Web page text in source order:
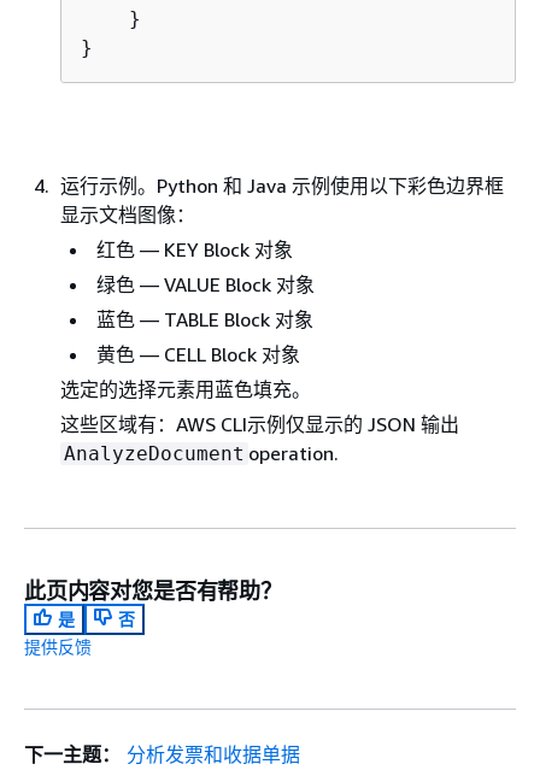
    }
运行示例。Python 和 Java 示例使用以下彩色边界框
显示文档图像：
红色 — KEY Block 对象
绿色 — VALUE Block 对象
蓝色 — TABLE Block 对象
黄色 — CELL Block 对象
选定的选择元素用蓝色填充。
这些区域有：AWS CLI示例仅显示的 JSON 输出
AnalyzeDocument operation.
此页内容对您是否有帮助？
是
否
提供反馈
下一主题：
分析发票和收据单据